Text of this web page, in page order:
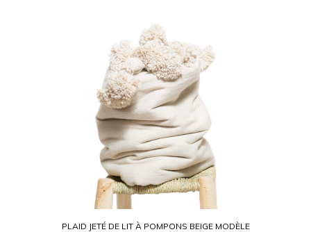
PLAID JETÉ DE LIT À POMPONS BEIGE MODÈLE